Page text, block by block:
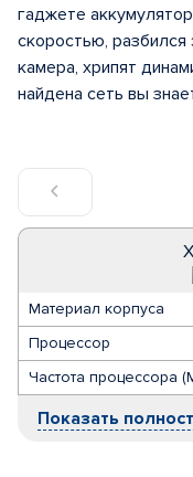
Материал корпуса
Процессор
Частота процессора
Показать
гаджете
скоростью, разбился
камера, хрипят
найдена сеть вы